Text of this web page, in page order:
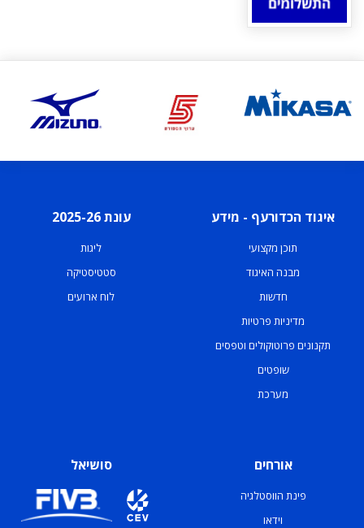
איגוד הכדורעף - מידע
תוכן מקצועי
מבנה האיגוד
חדשות
מדיניות פרטיות
תקנונים פרוטוקולים וטפסים
שופטים
מערכת
עונת 2025-26
ליגות
סטטיסטיקה
לוח ארועים
אורחים
פינת הווסטלגיה
וידאו
סושיאל